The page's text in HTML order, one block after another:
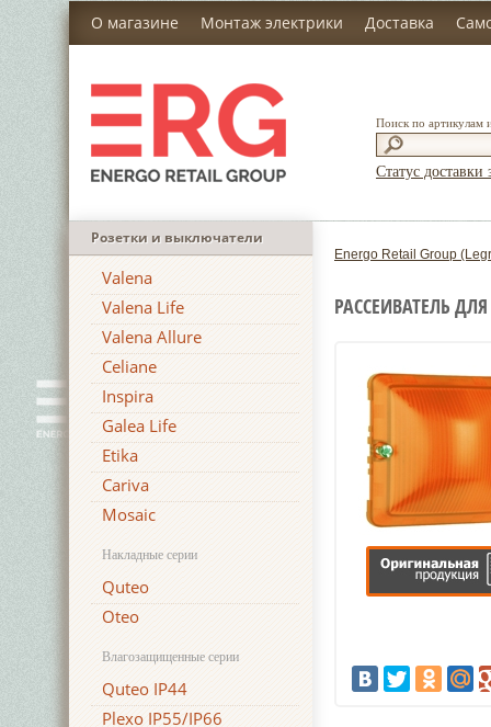
О магазине Монтаж электрики Доставка
Поиск по артикулам
Статус доставки
Розетки и выключатели
Valena
Valena Life
Valena Allure
Celiane
Inspira
Galea Life
Etika
Cariva
Mosaic
Накладные серии
Quteo
Oteo
Влагозащищенные серии
Quteo IP44
Plexo IP55/IP66
Energo Retail Group
РАССЕИВАТЕЛЬ